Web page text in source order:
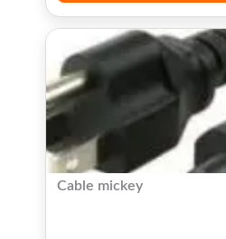
Cable mickey